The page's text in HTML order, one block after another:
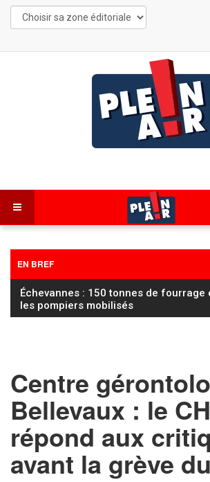
EN BREF
Échevannes : 150 tonnes de
les pompiers mobilisés
Centre
Bellevaux : le
répond aux
avant la grève